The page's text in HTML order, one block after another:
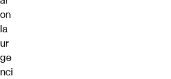
on
la
ur
ge
nci